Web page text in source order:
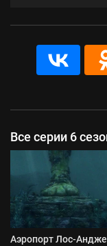
Все серии 6
Аэропорт Лос-